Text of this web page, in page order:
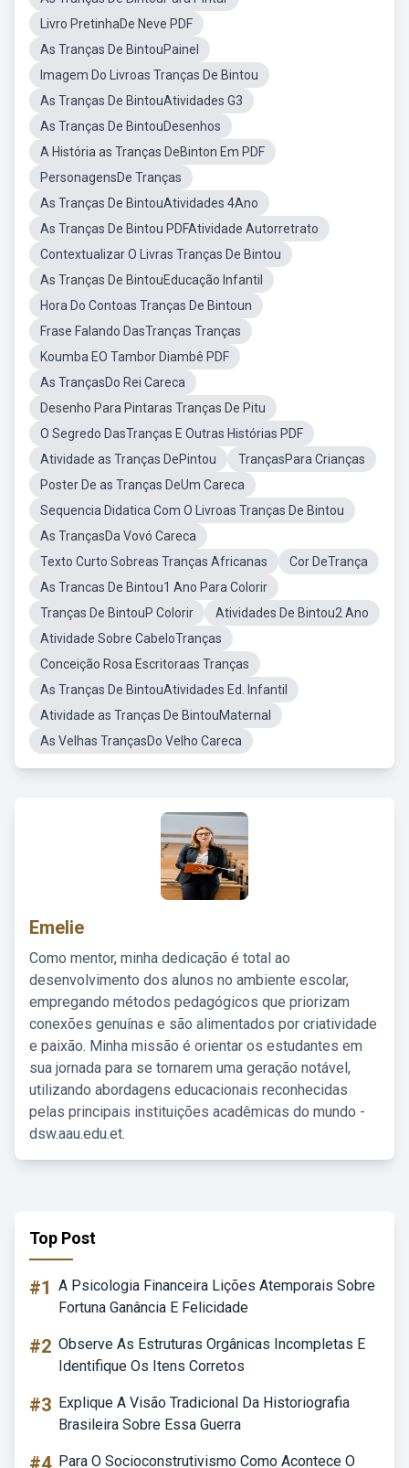
Livro PretinhaDe Neve PDF
As Tranças De BintouPainel
Imagem Do Livroas Tranças De Bintou
As Tranças De BintouAtividades G3
As Tranças De BintouDesenhos
A História as Tranças DeBinton Em PDF
PersonagensDe Tranças
As Tranças De BintouAtividades 4Ano
As Tranças De Bintou PDFAtividade Autorretrato
Contextualizar O Livras Tranças De Bintou
As Tranças De BintouEducação Infantil
Hora Do Contoas Tranças De Bintoun
Frase Falando DasTranças Tranças
Koumba EO Tambor Diambê PDF
As TrançasDo Rei Careca
Desenho Para Pintaras Tranças De Pitu
O Segredo DasTranças E Outras Histórias PDF
Atividade as Tranças DePintou
TrançasPara Crianças
Poster De as Tranças DeUm Careca
Sequencia Didatica Com O Livroas Tranças De Bintou
As TrançasDa Vovó Careca
Texto Curto Sobreas Tranças Africanas
Cor DeTrança
As Trancas De Bintou1 Ano Para Colorir
Tranças De BintouP Colorir
Atividades De Bintou2 Ano
Atividade Sobre CabeloTranças
Conceição Rosa Escritoraas Tranças
As Tranças De BintouAtividades Ed. Infantil
Atividade as Tranças De BintouMaternal
As Velhas TrançasDo Velho Careca
Emelie
Como mentor, minha dedicação é total ao
desenvolvimento dos alunos no ambiente escolar,
empregando métodos pedagógicos que priorizam
conexões genuínas e são alimentados por criatividade
e paixão. Minha missão é orientar os estudantes em
sua jornada para se tornarem uma geração notável,
utilizando abordagens educacionais reconhecidas
pelas principais instituições acadêmicas do mundo -
dsw.aau.edu.et.
Top Post
#1 A Psicologia Financeira Lições Atemporais Sobre
Fortuna Ganância E Felicidade
#2 Observe As Estruturas Orgânicas Incompletas E
Identifique Os Itens Corretos
#3 Explique A Visão Tradicional Da Historiografia
Brasileira Sobre Essa Guerra
#4 Para O Socioconstrutivismo Como Acontece O